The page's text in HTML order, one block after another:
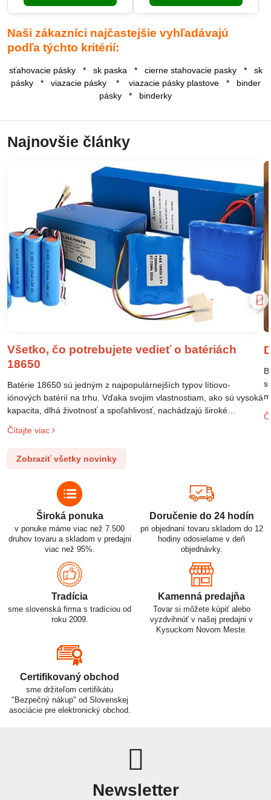
Naši zákazníci najčastejšie vyhľadávajú
podľa týchto kritérií:
sťahovacie pásky * sk paska * cierne stahovacie pasky * sk
pásky * viazacie pásky * viazacie pásky plastove * binder
pásky * binderky
Najnovšie články
Všetko, čo potrebujete vedieť o batériách
18650
Batérie 18650 sú jedným z najpopulárnejších typov lítiovo-
iónových batérií na trhu. Vďaka svojim vlastnostiam, ako sú vysoká
kapacita, dlhá životnosť a spoľahlivosť, nachádzajú široké
po elektrické vozidlá. Pochopenie ich delenia, označovania a
správneho používania je kľúčom k ich efektívnemu a bezpečnému
využitiu.
Čítajte viac
Zobraziť všetky novinky
Široká ponuka
v ponuke máme viac než 7.500
druhov tovaru a skladom v predajni
viac než 95%.
Doručenie do 24 hodín
pri objednaní tovaru skladom do 12
hodiny odosielame v deň
objednávky.
Tradícia
sme slovenská firma s tradíciou od
roku 2009.
Kamenná predajňa
Tovar si môžete kúpiť alebo
vyzdvihnúť v našej predajni v
Kysuckom Novom Meste.
Certifikovaný obchod
sme držiteľom certifikátu
"Bezpečný nákup" od Slovenskej
asociácie pre elektronický obchod.
Newsletter